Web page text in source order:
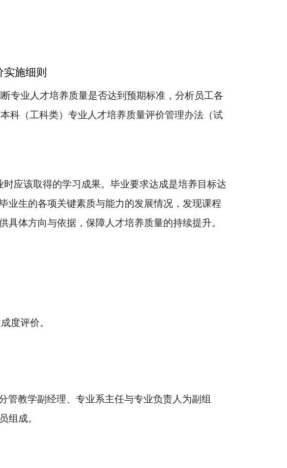
施细则
专业人才培养质量是否达到预期标准，分析员工各
科（工科类）专业人才培养质量评价管理办法（试
时应该取得的学习成果。毕业要求达成是培养目标达
业生的各项关键素质与能力的发展情况，发现课程
体方向与依据，保障人才培养质量的持续提升。
度评价。
管教学副经理、专业系主任与专业负责人为副组
组成。